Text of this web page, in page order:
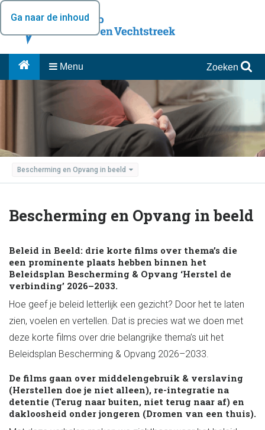
Ga naar de inhoud
Menu Zoeken
Bescherming en Opvang in beeld
Bescherming en Opvang in beeld
Beleid in Beeld: drie korte films over thema’s die
een prominente plaats hebben binnen het
Beleidsplan Bescherming & Opvang ‘Herstel de
verbinding’ 2026–2033.
Hoe geef je beleid letterlijk een gezicht? Door het te laten
zien, voelen en vertellen. Dat is precies wat we doen met
deze korte films over drie belangrijke thema’s uit het
Beleidsplan Bescherming & Opvang 2026–2033.
De films gaan over middelengebruik & verslaving
(Herstellen doe je niet alleen), re-integratie na
detentie (Terug naar buiten, niet terug naar af) en
dakloosheid onder jongeren (Dromen van een thuis).